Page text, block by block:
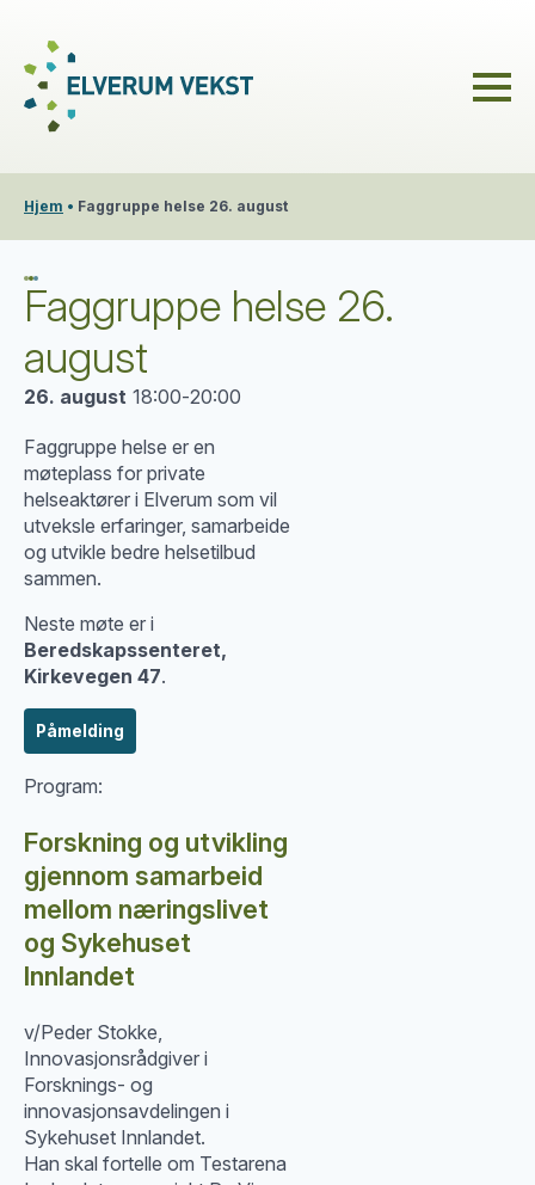
Hjem • Faggruppe helse 26. august
Faggruppe helse 26.
august
26. august 18:00-20:00
Faggruppe helse er en
møteplass for private
helseaktører i Elverum som vil
utveksle erfaringer, samarbeide
og utvikle bedre helsetilbud
sammen.
Neste møte er i
Beredskapssenteret,
Kirkevegen 47.
Påmelding
Program:
Forskning og utvikling
gjennom samarbeid
mellom næringslivet
og Sykehuset
Innlandet
v/Peder Stokke,
Innovasjonsrådgiver i
Forsknings- og
innovasjonsavdelingen i
Sykehuset Innlandet.
Han skal fortelle om Testarena